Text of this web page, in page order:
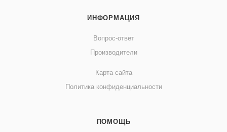
ИНФОРМАЦИЯ
Вопрос-ответ
Производители
Карта сайта
Политика конфиденциальности
ПОМОЩЬ